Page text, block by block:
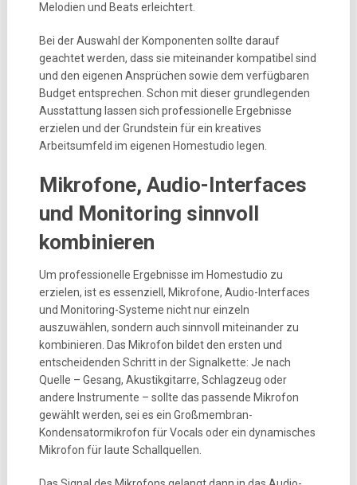
Melodien und Beats erleichtert.
Bei der Auswahl der Komponenten sollte darauf
geachtet werden, dass sie miteinander kompatibel sind
und den eigenen Ansprüchen sowie dem verfügbaren
Budget entsprechen. Schon mit dieser grundlegenden
Ausstattung lassen sich professionelle Ergebnisse
erzielen und der Grundstein für ein kreatives
Arbeitsumfeld im eigenen Homestudio legen.
Mikrofone, Audio-Interfaces
und Monitoring sinnvoll
kombinieren
Um professionelle Ergebnisse im Homestudio zu
erzielen, ist es essenziell, Mikrofone, Audio-Interfaces
und Monitoring-Systeme nicht nur einzeln
auszuwählen, sondern auch sinnvoll miteinander zu
kombinieren. Das Mikrofon bildet den ersten und
entscheidenden Schritt in der Signalkette: Je nach
Quelle – Gesang, Akustikgitarre, Schlagzeug oder
andere Instrumente – sollte das passende Mikrofon
gewählt werden, sei es ein Großmembran-
Kondensatormikrofon für Vocals oder ein dynamisches
Mikrofon für laute Schallquellen.